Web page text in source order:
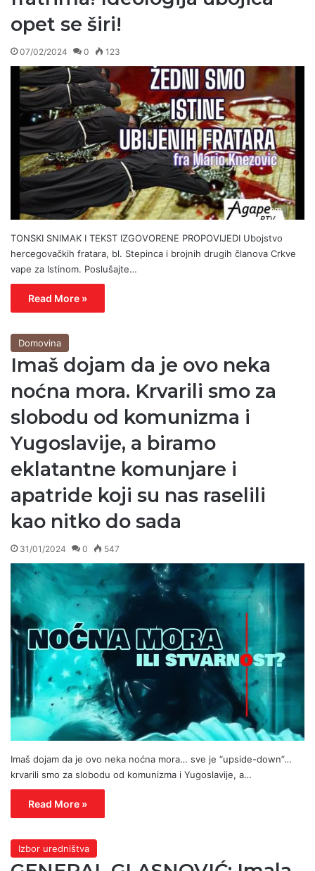
opet se širi!
07/02/2024 0 123
TONSKI SNIMAK I TEKST IZGOVORENE PROPOVIJEDI Ubojstvo
hercegovačkih fratara, bl. Stepinca i brojnih drugih članova Crkve
vape za Istinom. Poslušajte…
Read More »
Domovina
Imaš dojam da je ovo neka
noćna mora. Krvarili smo za
slobodu od komunizma i
Yugoslavije, a biramo
eklatantne komunjare i
apatride koji su nas raselili
kao nitko do sada
31/01/2024 0 547
Imaš dojam da je ovo neka noćna mora… sve je “upside-down”…
krvarili smo za slobodu od komunizma i Yugoslavije, a…
Read More »
Izbor uredništva